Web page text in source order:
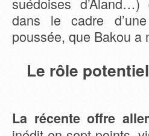
dans le cadre d’une
poussée, que Bakou a
Le rôle
La récente offre